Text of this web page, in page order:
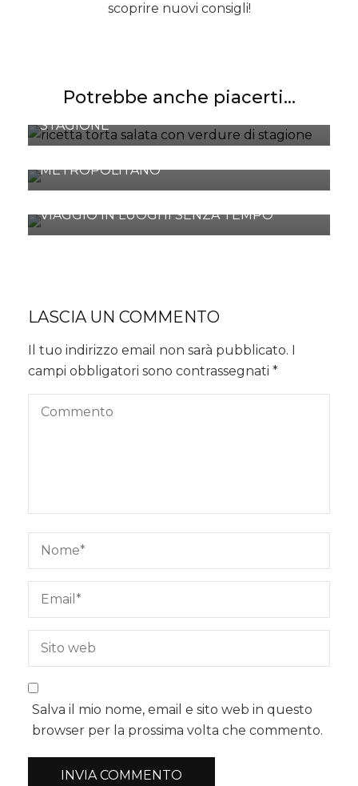
scoprire nuovi consigli!
Potrebbe anche piacerti...
GALETTE SALATA CON VERDURE DI
STAGIONE
METROPOLITANO
VIAGGIO IN LUOGHI SENZA TEMPO
LASCIA UN COMMENTO
Il tuo indirizzo email non sarà pubblicato.
campi obbligatori sono contrassegnati *
Salva il mio nome, email e sito web in questo
browser per la prossima volta che commento.